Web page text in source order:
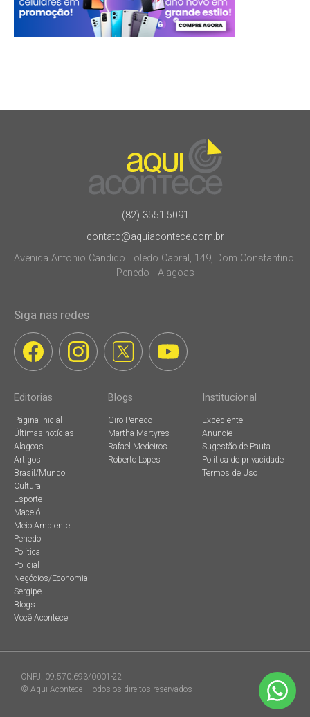
(82) 3551.5091
contato@aquiacontece.com.br
Avenida Antonio Candido Toledo Cabral, 149, Dom Constantino.
Penedo - Alagoas
Siga nas redes
Editorias
Página inicial
Últimas notícias
Alagoas
Artigos
Brasil/Mundo
Cultura
Esporte
Maceió
Meio Ambiente
Penedo
Política
Policial
Negócios/Economia
Sergipe
Blogs
Você Acontece
Blogs
Giro Penedo
Martha Martyres
Rafael Medeiros
Roberto Lopes
Institucional
Expediente
Anuncie
Sugestão de Pauta
Política de privacidade
Termos de Uso
CNPJ: 09.570.693/0001-22
© Aqui Acontece - Todos os direitos reservados